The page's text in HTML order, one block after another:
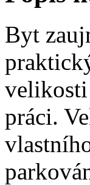
Byt
velikosti
práci.